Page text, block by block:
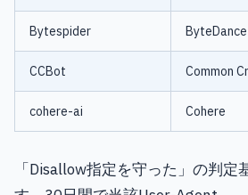
Bytespider ByteDance
CCBot Common
cohere-ai Cohere
「Disallow指定を守った」の判定